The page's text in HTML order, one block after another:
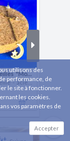
Boucles d'oreilles "Moon"
Boucles d'oreille - acier inoxydable
9.99 €
+
utilisons des
performance, de
le site à fonctionner.
les cookies.
vos paramètres de
Accepter